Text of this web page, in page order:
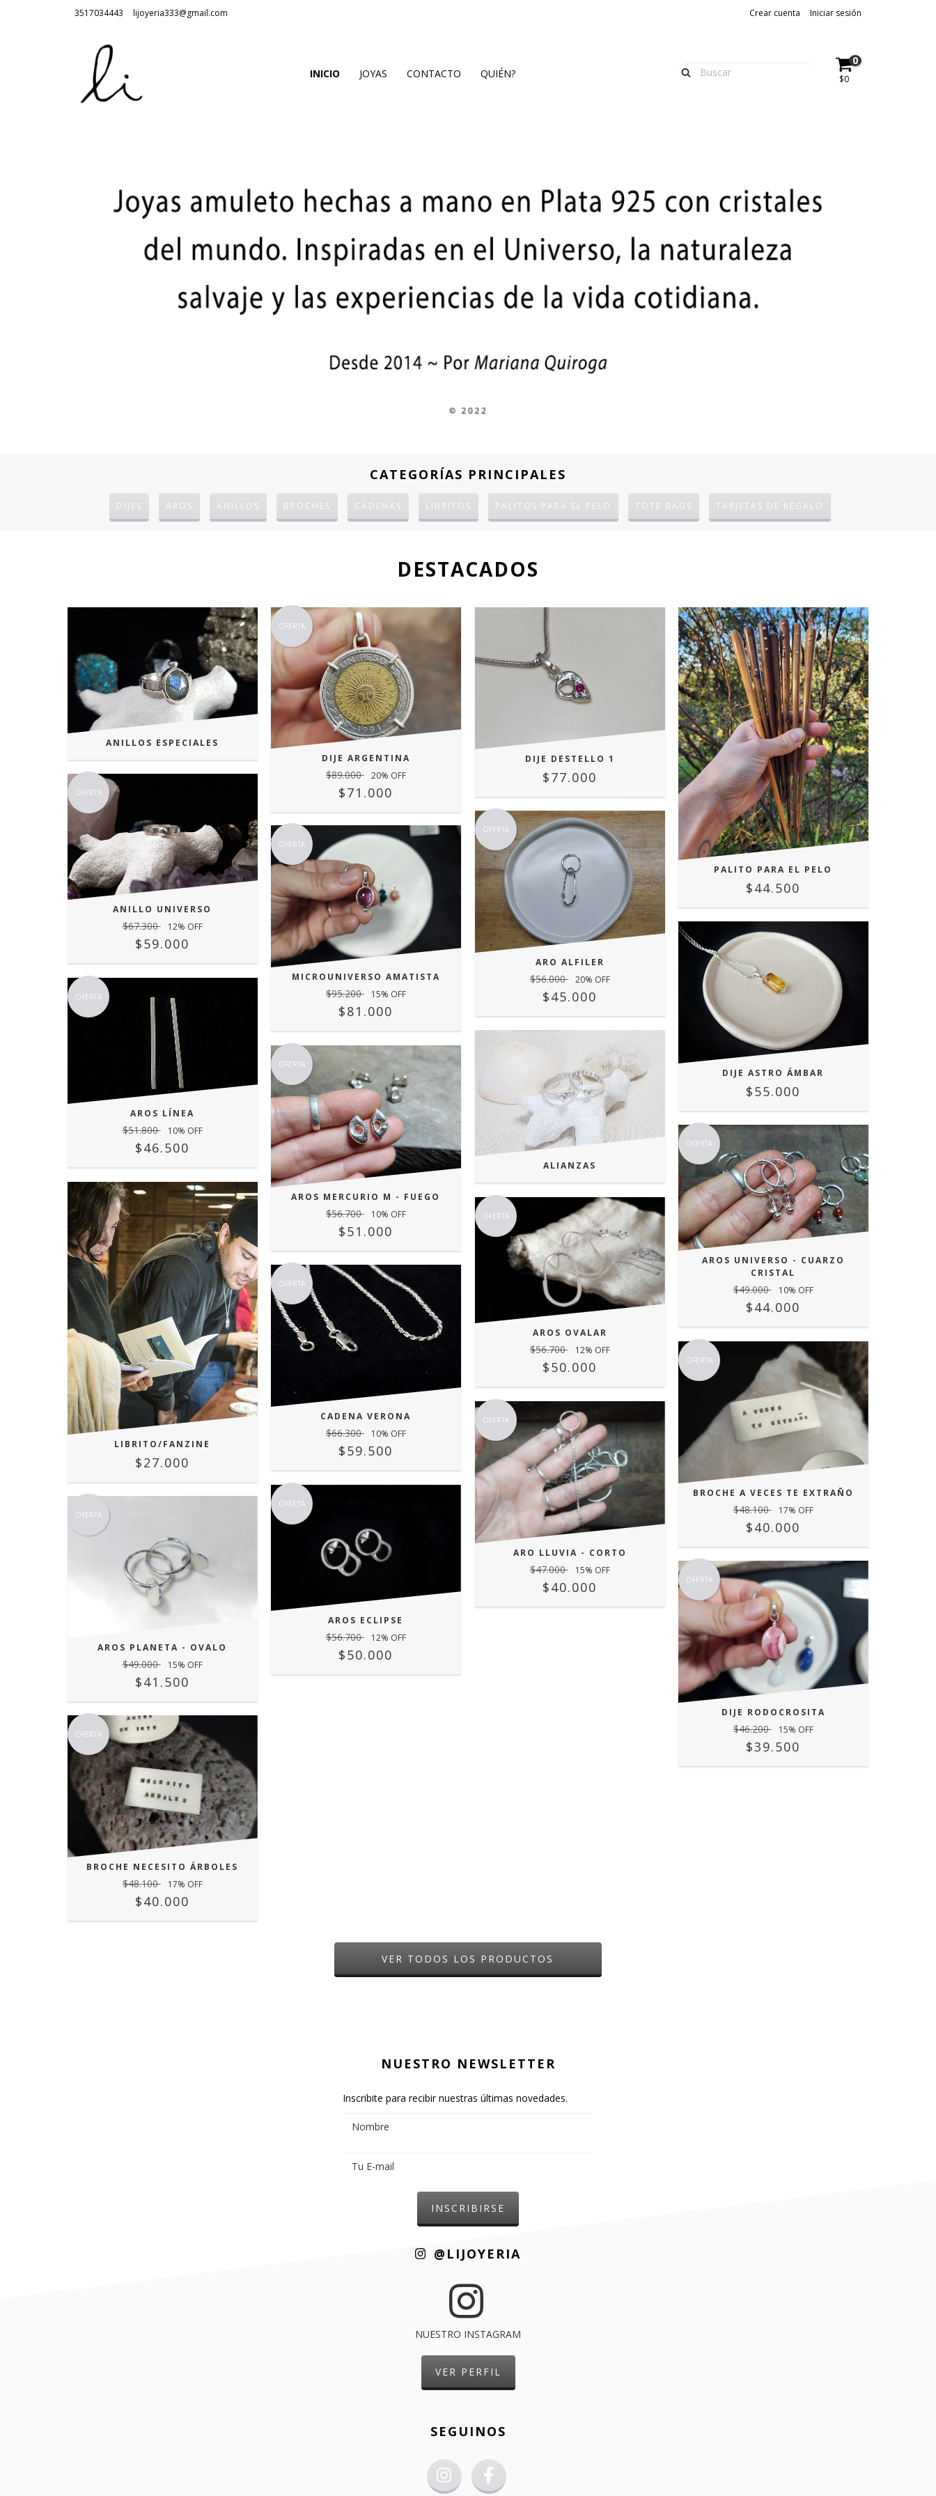
3517034443 lijoyeria333@gmail.com Crear cuenta Iniciar sesión
INICIO JOYAS CONTACTO QUIÉN?
0
$0
CATEGORÍAS PRINCIPALES
DIJES AROS ANILLOS BROCHES CADENAS LIBRITOS PALITOS PARA EL PELO TOTE BAGS TARJETAS DE REGALO
DESTACADOS
ANILLOS ESPECIALES
OFERTA
DIJE ARGENTINA
$89.000 20% OFF
$71.000
DIJE DESTELLO 1
$77.000
PALITO PARA EL PELO
$44.500
OFERTA
ANILLO UNIVERSO
$67.300 12% OFF
$59.000
OFERTA
MICROUNIVERSO AMATISTA
$95.200 15% OFF
$81.000
OFERTA
ARO ALFILER
$56.000 20% OFF
$45.000
DIJE ASTRO ÁMBAR
$55.000
OFERTA
AROS LÍNEA
$51.800 10% OFF
$46.500
OFERTA
AROS MERCURIO M - FUEGO
$56.700 10% OFF
$51.000
ALIANZAS
OFERTA
AROS UNIVERSO - CUARZO
CRISTAL
$49.000 10% OFF
$44.000
LIBRITO/FANZINE
$27.000
OFERTA
CADENA VERONA
$66.300 10% OFF
$59.500
OFERTA
AROS OVALAR
$56.700 12% OFF
$50.000 OFERTA
BROCHE A VECES TE EXTRAÑO
$48.100 17% OFF
$40.000
OFERTA
AROS PLANETA - OVALO
$49.000 15% OFF
$41.500
OFERTA
AROS ECLIPSE
$56.700 12% OFF
$50.000
OFERTA
ARO LLUVIA - CORTO
$47.000 15% OFF
$40.000 OFERTA
DIJE RODOCROSITA
$46.200 15% OFF
$39.500
OFERTA
BROCHE NECESITO ÁRBOLES
$48.100 17% OFF
$40.000
VER TODOS LOS PRODUCTOS
NUESTRO NEWSLETTER
Inscribite para recibir nuestras últimas novedades.
@LIJOYERIA
NUESTRO INSTAGRAM
VER PERFIL
SEGUINOS